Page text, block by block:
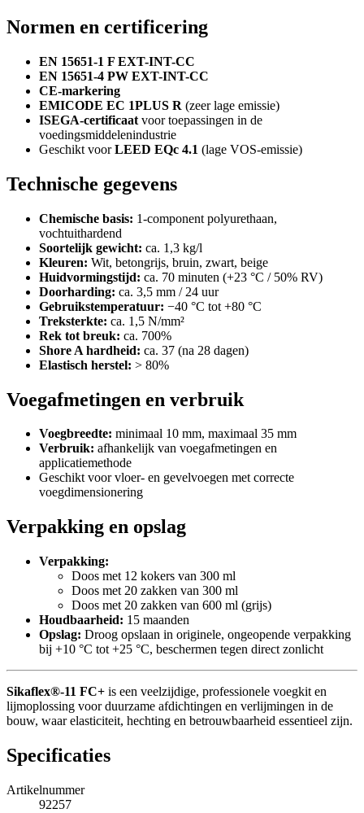
Normen en certificering
EN 15651-1 F EXT-INT-CC
EN 15651-4 PW EXT-INT-CC
CE-markering
EMICODE EC 1PLUS R (zeer lage emissie)
ISEGA-certificaat voor toepassingen in de
voedingsmiddelenindustrie
Geschikt voorLEED EQc 4.1 (lage VOS-emissie)
Technische gegevens
Chemische basis: 1-component polyurethaan,
vochtuithardend
Soortelijk gewicht: ca. 1,3 kg/l
Kleuren: Wit, betongrijs, bruin, zwart, beige
Huidvormingstijd: ca. 70 minuten (+23 °C / 50% RV)
Doorharding: ca. 3,5 mm / 24 uur
Gebruikstemperatuur: −40 °C tot +80 °C
Treksterkte: ca. 1,5 N/mm²
Rek tot breuk: ca. 700%
Shore A hardheid: ca. 37 (na 28 dagen)
Elastisch herstel: > 80%
Voegafmetingen en verbruik
Voegbreedte: minimaal 10 mm, maximaal 35 mm
Verbruik: afhankelijk van voegafmetingen en
applicatiemethode
Geschikt voor vloer- en gevelvoegen met correcte
voegdimensionering
Verpakking en opslag
Verpakking:
Doos met 12 kokers van 300 ml
Doos met 20 zakken van 300 ml
Doos met 20 zakken van 600 ml (grijs)
Houdbaarheid: 15 maanden
Opslag: Droog opslaan in originele, ongeopende verpakking
bij +10 °C tot +25 °C, beschermen tegen direct zonlicht
Sikaflex®-11 FC+ is een veelzijdige, professionele voegkit en
lijmoplossing voor duurzame afdichtingen en verlijmingen in de
bouw, waar elasticiteit, hechting en betrouwbaarheid essentieel zijn.
Specificaties
Artikelnummer
92257